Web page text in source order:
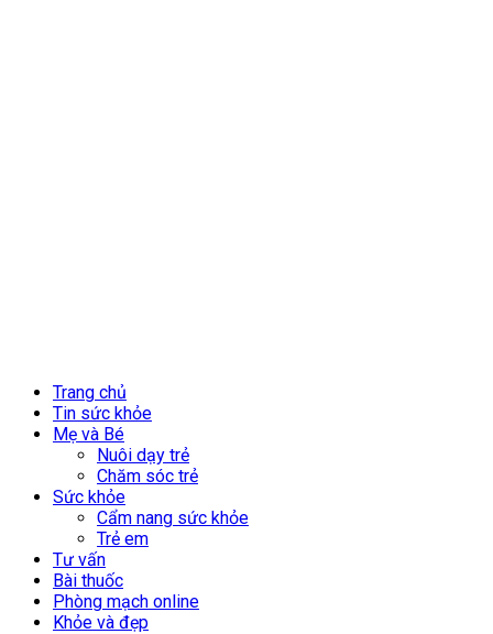
Trang chủ
Tin sức khỏe
Mẹ và Bé
Nuôi dạy trẻ
Chăm sóc trẻ
Sức khỏe
Cẩm nang sức khỏe
Trẻ em
Tư vấn
Bài thuốc
Phòng mạch online
Khỏe và đẹp